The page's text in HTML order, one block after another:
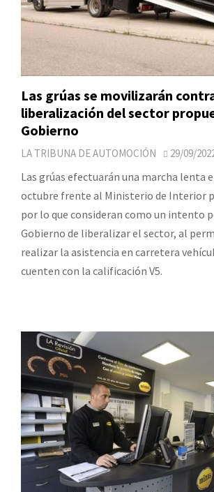
Las grúas se movilizarán
liberalización del sector
Gobierno
LA TRIBUNA DE AUTOMOCIÓN 29/09/
Las grúas efectuarán una marcha lenta
octubre frente al Ministerio de Interior
por lo que consideran como un intento
Gobierno de liberalizar el sector, al
realizar la asistencia en carretera
cuenten con la calificación V5.